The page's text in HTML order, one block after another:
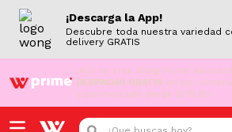
¡Descarga la App!
Descubre toda nuestra variedad
delivery GRATIS
¡Aún no eres Wong Prime!
DESPACHO GRATIS en tus
supermercado desde S/79.90
¿Que buscas hoy?